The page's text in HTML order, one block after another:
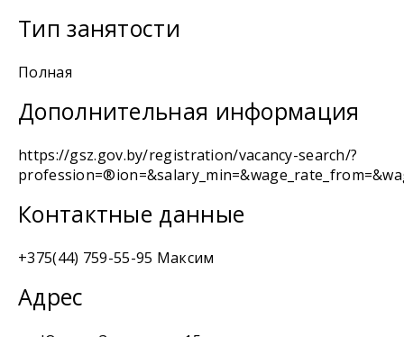
Тип занятости
Полная
Дополнительная информация
https://gsz.gov.by/registration/vacancy-search/?
Контактные данные
+375(44) 759-55-95 Максим
Адрес